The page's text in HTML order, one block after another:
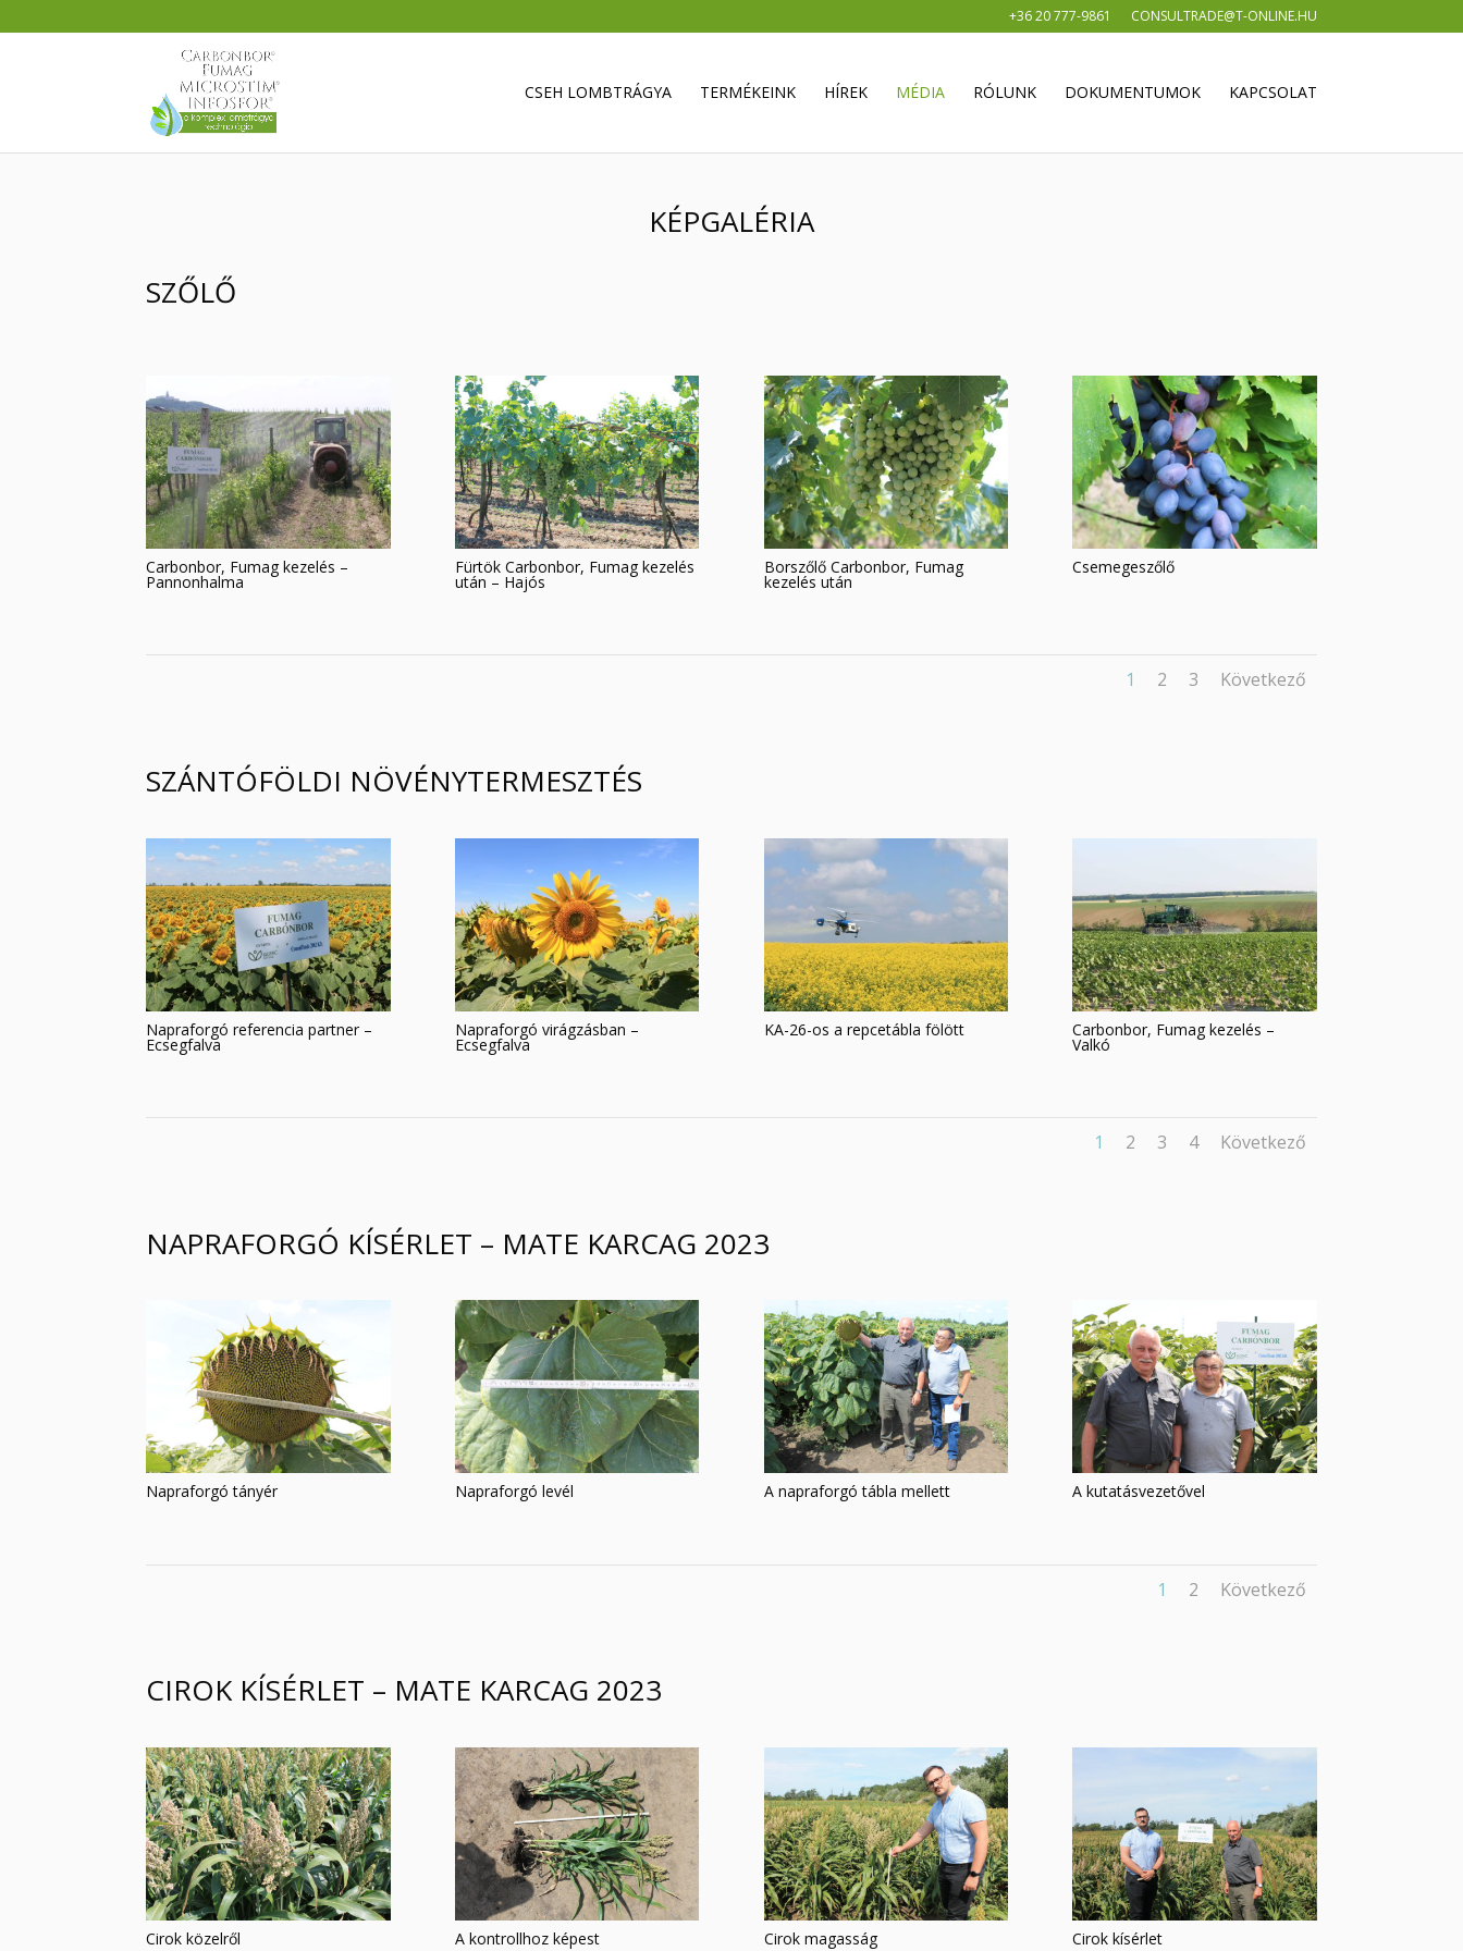
+36 20 777-9861 CONSULTRADE@T-ONLINE.HU
CSEH LOMBTRÁGYA TERMÉKEINK HÍREK MÉDIA RÓLUNK DOKUMENTUMOK KAPCSOLAT
KÉPGALÉRIA
SZŐLŐ
Carbonbor, Fumag kezelés –
Pannonhalma
Fürtök Carbonbor, Fumag kezelés
után – Hajós
Borszőlő Carbonbor, Fumag
kezelés után
Csemegeszőlő
1 2 3 Következő
SZÁNTÓFÖLDI NÖVÉNYTERMESZTÉS
Napraforgó referencia partner –
Ecsegfalva
Napraforgó virágzásban –
Ecsegfalva
KA-26-os a repcetábla fölött Carbonbor, Fumag kezelés –
Valkó
1 2 3 4 Következő
NAPRAFORGÓ KÍSÉRLET – MATE KARCAG 2023
Napraforgó tányér Napraforgó levél A napraforgó tábla mellett A kutatásvezetővel
1 2 Következő
CIROK KÍSÉRLET – MATE KARCAG 2023
Cirok közelről A kontrollhoz képest Cirok magasság Cirok kísérlet